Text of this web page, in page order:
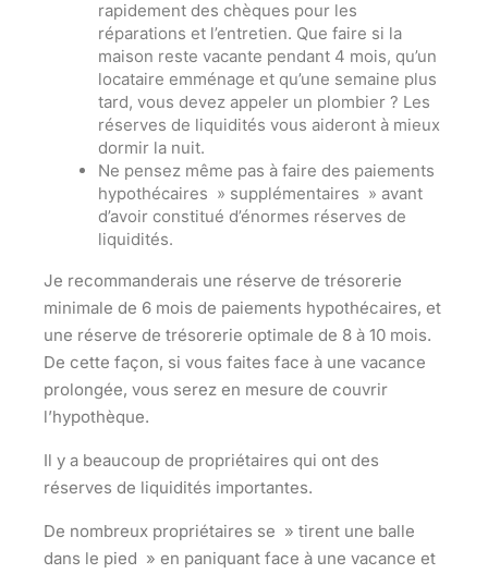
rapidement des chèques pour les
réparations et l’entretien. Que faire si la
maison reste vacante pendant 4 mois, qu’un
locataire emménage et qu’une semaine plus
tard, vous devez appeler un plombier ? Les
réserves de liquidités vous aideront à mieux
dormir la nuit.
Ne pensez même pas à faire des paiements
hypothécaires » supplémentaires » avant
d’avoir constitué d’énormes réserves de
liquidités.
Je recommanderais une réserve de trésorerie
minimale de 6 mois de paiements hypothécaires, et
une réserve de trésorerie optimale de 8 à 10 mois.
De cette façon, si vous faites face à une vacance
prolongée, vous serez en mesure de couvrir
l’hypothèque.
Il y a beaucoup de propriétaires qui ont des
réserves de liquidités importantes.
De nombreux propriétaires se » tirent une balle
dans le pied » en paniquant face à une vacance et